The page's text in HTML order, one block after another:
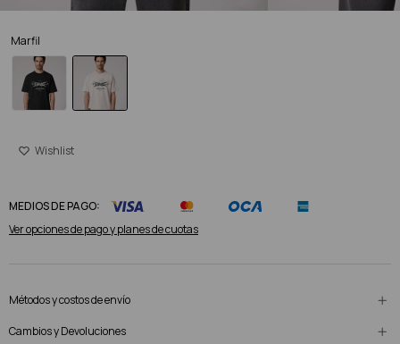
Marfil
MEDIOS DE PAGO:
Ver opciones de pago y planes de cuotas
Métodos y costos de envío
Cambios y Devoluciones